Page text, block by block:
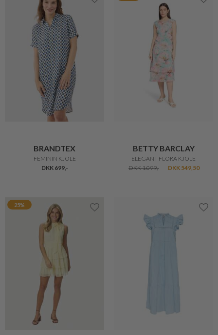
BRANDTEX
FEMININ KJOLE
DKK 699,-
BETTY BARCLAY
ELEGANT FLORA KJOLE
DKK 1.099,-
DKK 549,50
25%